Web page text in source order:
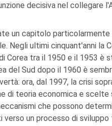
decisiva nel collegare
un capitolo
Negli ultimi cinquant'anni la
Corea tra il 1950 e il 1953 è
del Sud dopo il 1960 è
ora, dal 1997, la crisi
di teoria economica e scelte
che possono
un processo di